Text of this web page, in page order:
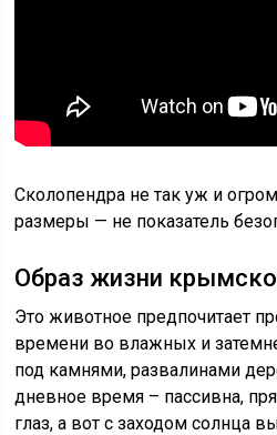
Сколопендра не так уж и
размеры — не показатель
Образ жизни
Это животное предпочитает
времени во влажных и
под камнями, развалинами
дневное время – пассивна,
глаз, а вот с заходом солнца